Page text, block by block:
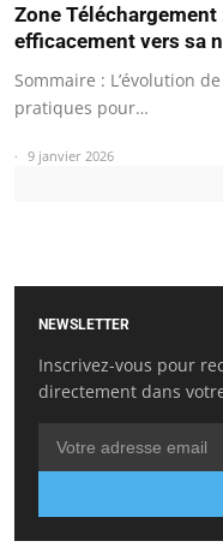
Zone
efficacement vers sa
Sommaire : L’évolution
pratiques pour…
9 janvier 2026
NEWSLETTER
Inscrivez-vous pour
directement dans